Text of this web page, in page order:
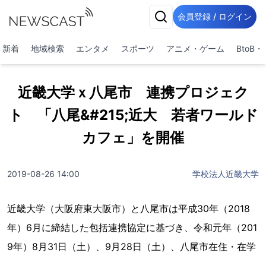
会員登録 / ログイン
新着 地域検索 エンタメ スポーツ アニメ・ゲーム BtoB・
近畿大学ｘ八尾市 連携プロジェク
ト 「八尾&#215;近大 若者ワールド
カフェ」を開催
2019-08-26 14:00 学校法人近畿大学
近畿大学（大阪府東大阪市）と八尾市は平成30年（2018
年）6月に締結した包括連携協定に基づき、令和元年（201
9年）8月31日（土）、9月28日（土）、八尾市在住・在学